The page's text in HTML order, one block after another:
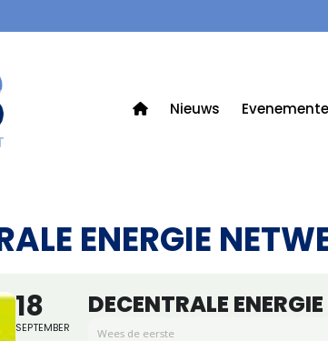
Nieuws
ENERGIE
18
SEPTEMBER
DECENTRALE
Wees de eerste